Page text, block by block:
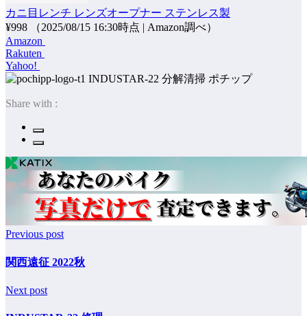
カニ目レンチ レンズオープナー ステンレス製
¥998
（2025/08/15 16:30時点 | Amazon調べ）
Amazon
Rakuten
Yahoo!
ポチップ
Share with :
Previous post
関西遠征 2022秋
Next post